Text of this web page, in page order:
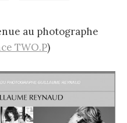
au photographe
TWO.P)